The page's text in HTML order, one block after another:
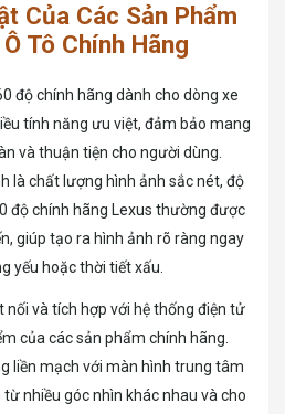
Của Các Sản Phẩm
Tô Chính Hãng
độ chính hãng dành cho dòng xe
tính năng ưu việt, đảm bảo mang
và thuận tiện cho người dùng.
là chất lượng hình ảnh sắc nét, độ
độ chính hãng Lexus thường được
giúp tạo ra hình ảnh rõ ràng ngay
yếu hoặc thời tiết xấu.
nối và tích hợp với hệ thống điện tử
của các sản phẩm chính hãng.
liền mạch với màn hình trung tâm
nhiều góc nhìn khác nhau và cho